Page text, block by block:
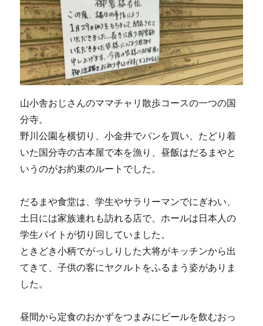
山小舎おじさんのママチャリ散歩コースの一つの国
分寺。
野川公園を横切り、小金井でパンを買い、たどり着
いた国分寺の古本屋で本を漁り、昼飯はだるまやと
いうのがお約束のルートでした。
だるまや食堂は、学生やサラリーマンでにぎわい、
土日には家族連れも訪れる店で、ホールは日本人の
学生バイトが切り回していました。
ときどき小柄でがっしりした大将がキッチンから出
てきて、子供の客にヤクルトをふるまう姿がありま
した。
昼間から定食のおかずをつまみにビールを飲むおっ